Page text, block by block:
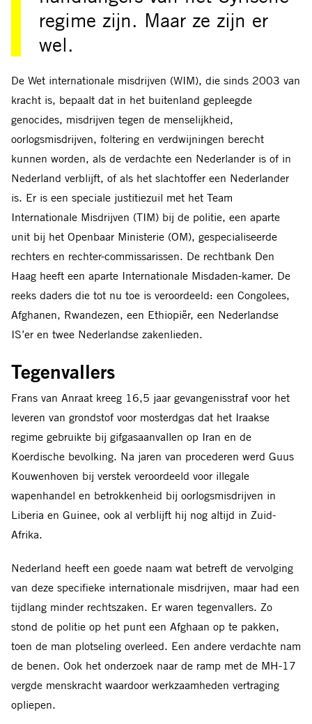
regime zijn. Maar ze zijn er
wel.
De Wet internationale misdrijven (WIM), die sinds 2003 van
kracht is, bepaalt dat in het buitenland gepleegde
genocides, misdrijven tegen de menselijkheid,
oorlogsmisdrijven, foltering en verdwijningen berecht
kunnen worden, als de verdachte een Nederlander is of in
Nederland verblijft, of als het slachtoffer een Nederlander
is. Er is een speciale justitiezuil met het Team
Internationale Misdrijven (TIM) bij de politie, een aparte
unit bij het Openbaar Ministerie (OM), gespecialiseerde
rechters en rechter-commissarissen. De rechtbank Den
Haag heeft een aparte Internationale Misdaden-kamer. De
reeks daders die tot nu toe is veroordeeld: een Congolees,
Afghanen, Rwandezen, een Ethiopiër, een Nederlandse
IS’er en twee Nederlandse zakenlieden.
Tegenvallers
Frans van Anraat kreeg 16,5 jaar gevangenisstraf voor het
leveren van grondstof voor mosterdgas dat het Iraakse
regime gebruikte bij gifgasaanvallen op Iran en de
Koerdische bevolking. Na jaren van procederen werd Guus
Kouwenhoven bij verstek veroordeeld voor illegale
wapenhandel en betrokkenheid bij oorlogsmisdrijven in
Liberia en Guinee, ook al verblijft hij nog altijd in Zuid-
Afrika.
Nederland heeft een goede naam wat betreft de vervolging
van deze specifieke internationale misdrijven, maar had een
tijdlang minder rechtszaken. Er waren tegenvallers. Zo
stond de politie op het punt een Afghaan op te pakken,
toen de man plotseling overleed. Een andere verdachte nam
de benen. Ook het onderzoek naar de ramp met de MH-17
vergde menskracht waardoor werkzaamheden vertraging
opliepen.